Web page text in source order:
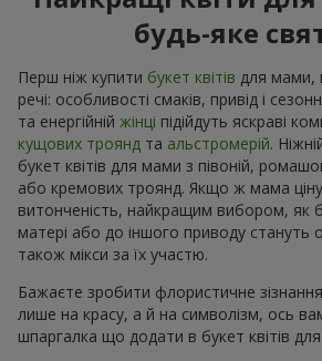
будь-яке
Перш ніж купити букет квітів для мами,
речі: особливості смаків, привід і
та енергійній жінці підійдуть яскраві
кущових троянд та альстромерій.
букет квітів для мами з півоній,
або кремових троянд. Якщо ж мама
витонченість, найкращим вибором, як
матері або до іншого приводу стануть
також мікси за їх участю.
Бажаєте зробити флористичне
лише на красу, а й на символізм, ось
шпаргалка що додати в букет квітів